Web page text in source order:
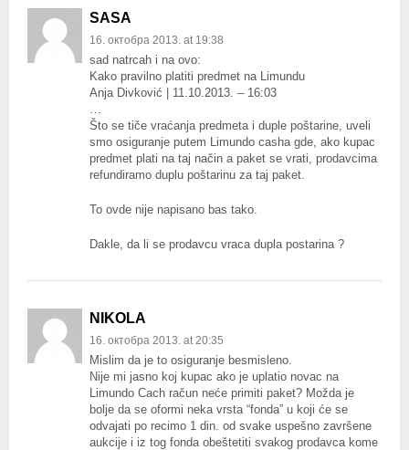
SASA
16. октобра 2013. at 19:38
sad natrcah i na ovo:
Kako pravilno platiti predmet na Limundu
Anja Divković | 11.10.2013. – 16:03
Što se tiče vraćanja predmeta i duple poštarine, uveli
smo osiguranje putem Limundo casha gde, ako kupac
predmet plati na taj način a paket se vrati, prodavcima
refundiramo duplu poštarinu za taj paket.
To ovde nije napisano bas tako.
Dakle, da li se prodavcu vraca dupla postarina ?
NIKOLA
16. октобра 2013. at 20:35
Mislim da je to osiguranje besmisleno.
Nije mi jasno koj kupac ako je uplatio novac na
Limundo Cach račun neće primiti paket? Možda je
bolje da se oformi neka vrsta “fonda” u koji će se
odvajati po recimo 1 din. od svake uspešno završene
aukcije i iz tog fonda obeštetiti svakog prodavca kome